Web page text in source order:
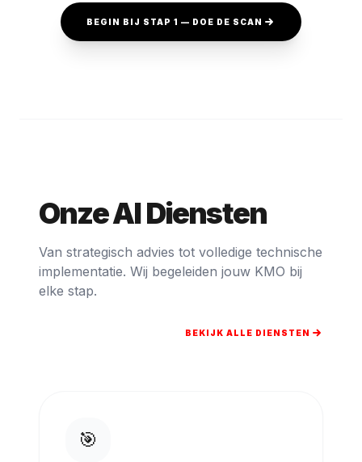
BEGIN BIJ STAP 1 — DOE DE SCAN
Onze AI Diensten
Van strategisch advies tot volledige technische
implementatie. Wij begeleiden jouw KMO bij
elke stap.
BEKIJK ALLE DIENSTEN
🎯